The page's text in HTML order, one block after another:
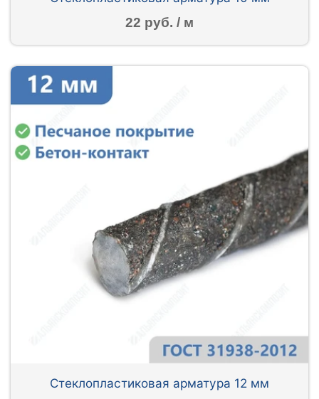
22 руб. / м
Стеклопластиковая арматура 12 мм